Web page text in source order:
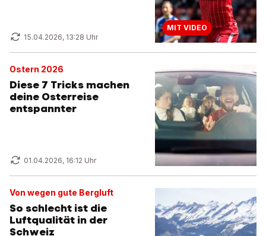
15.04.2026, 13:28 Uhr
MIT VIDEO
Ostern 2026
Diese 7 Tricks machen
deine Osterreise
entspannter
01.04.2026, 16:12 Uhr
Von wegen gute Bergluft
So schlecht ist die
Luftqualität in der
Schweiz